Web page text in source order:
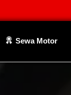
Sewa Motor